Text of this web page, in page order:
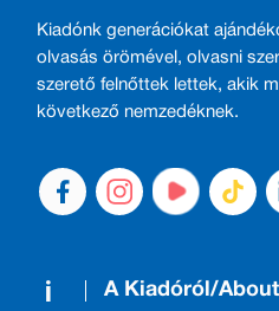
Kiadónk generációkat
olvasás örömével, olvasni
szerető felnőttek lettek, akik
következő nemzedéknek.
A Kiadóról/